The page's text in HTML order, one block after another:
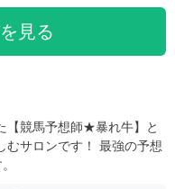
見る
【競馬予想師★暴れ牛】と
むサロンです！ 最強の予想